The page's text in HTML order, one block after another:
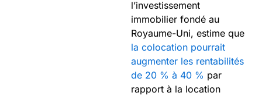
l’investissement
immobilier fondé au
Royaume-Uni, estime que
la colocation pourrait
augmenter les rentabilités
de 20 % à 40 % par
rapport à la location